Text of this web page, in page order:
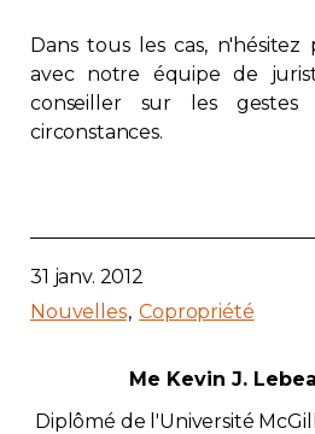
Dans tous les cas,
avec notre équipe de
conseiller sur les
circonstances.
31 janv. 2012
Nouvelles Copropriété
Me Kevin J.
Diplômé de l'Université